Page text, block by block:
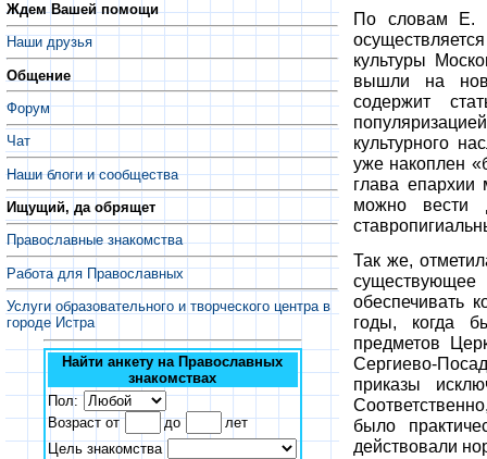
Ждем Вашей помощи
Наши друзья
Общение
Форум
Чат
Наши блоги и сообщества
Ищущий, да обрящет
Православные знакомства
Работа для Православных
Услуги образовательного и творческого центра в
городе Истра
Найти анкету на Православных
знакомствах
Пол:
Возраст от
до
лет
Цель знакомства
По словам Е.
культуры
вышли на
содержит
культурного
уже накоплен
глава
можно вести
Так же,
обеспечивать
годы, когда
предметов
Сергиево-
приказы
было
действовали